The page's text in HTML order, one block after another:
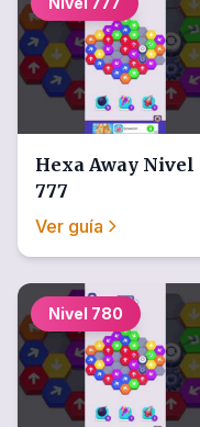
Hexa Away Nivel
777
Ver guía
Nivel 780